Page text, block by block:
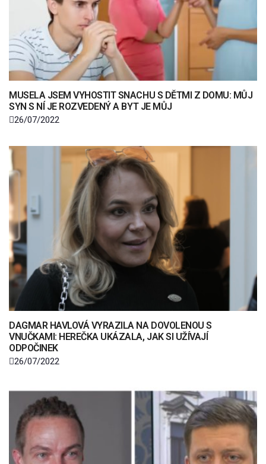
MUSELA JSEM VYHOSTIT SNACHU S DĚTMI Z DOMU: MŮJ
SYN S NÍ JE ROZVEDENÝ A BYT JE MŮJ
26/07/2022
DAGMAR HAVLOVÁ VYRAZILA NA DOVOLENOU S
VNUČKAMI: HEREČKA UKÁZALA, JAK SI UŽÍVAJÍ
ODPOČINEK
26/07/2022